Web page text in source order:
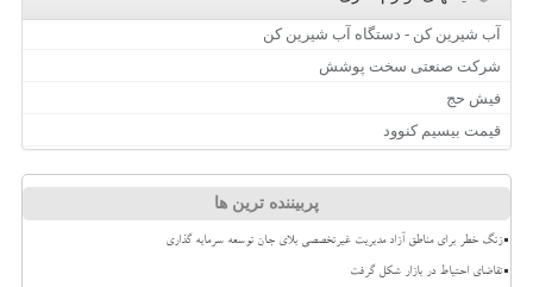
آب شیرین کن - دستگاه آب شیرین کن
شرکت صنعتی سخت پوشش
فیش حج
قیمت بیسیم کنوود
پربیننده ترین ها
زنگ خطر برای مناطق آزاد مدیریت غیرتخصصی بلای جان توسعه سرمایه گذاری
تقاضای احتیاط در بازار شکل گرفت